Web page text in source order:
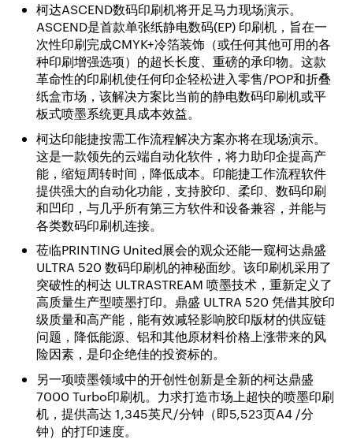
柯达ASCEND数码印刷机将开足马力现场演示。
ASCEND是首款单张纸静电数码(EP) 印刷机，旨在一
次性印刷完成CMYK+冷箔装饰（或任何其他可用的各
种印刷增强选项）的超长长度、重磅的承印物。这款
革命性的印刷机使任何印企轻松进入零售/POP和折叠
纸盒市场，该解决方案比当前的静电数码印刷机或平
板式喷墨系统更具成本效益。
柯达印能捷按需工作流程解决方案亦将在现场演示。
这是一款领先的云端自动化软件，将力助印企提高产
能，缩短周转时间，降低成本。印能捷工作流程软件
提供强大的自动化功能，支持胶印、柔印、数码印刷
和凹印，与几乎所有第三方软件和设备兼容，并能与
各类数码印刷机连接。
莅临PRINTING United展会的观众还能一窥柯达鼎盛
ULTRA 520 数码印刷机的神秘面纱。该印刷机采用了
突破性的柯达 ULTRASTREAM 喷墨技术，重新定义了
高质量生产型喷墨打印。鼎盛 ULTRA 520 凭借其胶印
级质量和高产能，能有效减轻影响胶印版材的供应链
问题，降低能源、铝和其他原材料价格上涨带来的风
险因素，是印企绝佳的投资标的。
另一项喷墨领域中的开创性创新是全新的柯达鼎盛
7000 Turbo印刷机。力求打造市场上超快的喷墨印刷
机，提供高达 1,345英尺/分钟（即5,523页A4 /分
钟）的打印速度。